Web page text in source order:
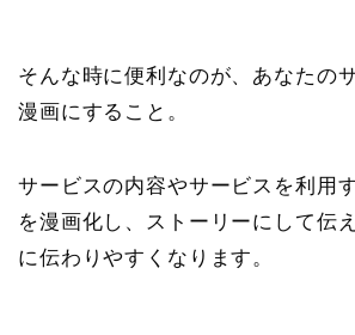
そんな時に便利なのが、あなたの
漫画にすること。
サービスの内容やサービスを利用
を漫画化し、ストーリーにして伝
に伝わりやすくなります。